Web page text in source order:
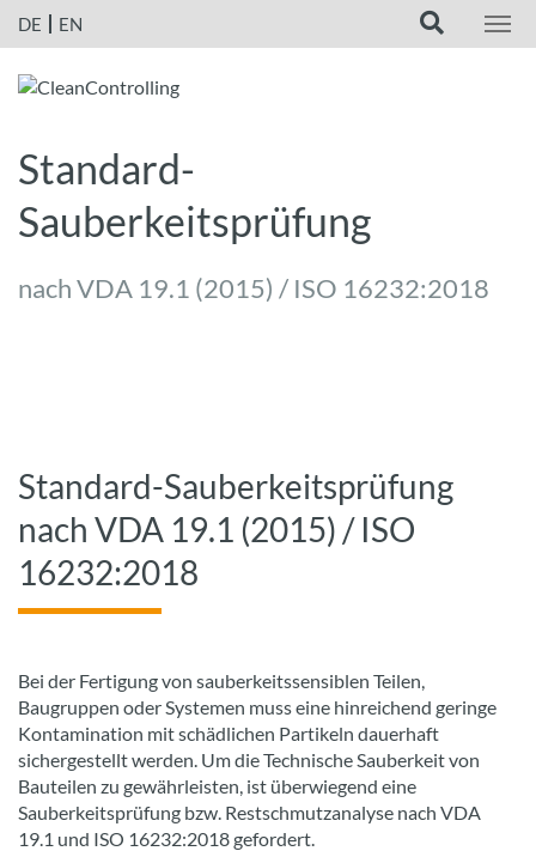
DE EN
Standard-
Sauberkeitsprüfung
nach VDA 19.1 (2015) / ISO 16232:2018
Standard-Sauberkeitsprüfung
nach VDA 19.1 (2015) / ISO
16232:2018
Bei der Fertigung von sauberkeitssensiblen Teilen,
Baugruppen oder Systemen muss eine hinreichend geringe
Kontamination mit schädlichen Partikeln dauerhaft
sichergestellt werden. Um die Technische Sauberkeit von
Bauteilen zu gewährleisten, ist überwiegend eine
Sauberkeitsprüfung bzw. Restschmutzanalyse nach VDA
19.1 und ISO 16232:2018 gefordert.